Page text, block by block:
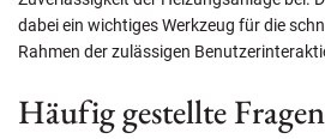
dabei ein wichtiges Werkzeug für die
Rahmen der zulässigen
Häufig gestellte Fragen